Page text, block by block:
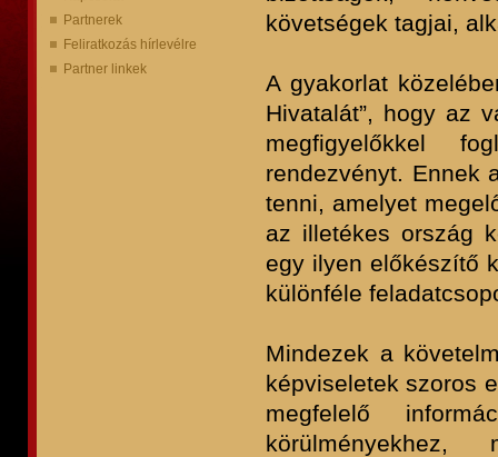
Partnerek
Feliratkozás hírlevélre
Partner linkek
követségek tagjai,
A gyakorlat
Hivatalát”, hogy az
megfigyelőkkel
rendezvényt. Ennek
tenni, amelyet
az illetékes ország
egy ilyen előkészítő
különféle
Mindezek a
képviseletek szoros
megfelelő